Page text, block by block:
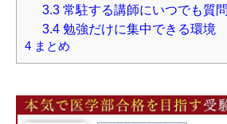
3.3常駐する講師にいつでも質
3.4勉強だけに集中できる環境
4 まとめ